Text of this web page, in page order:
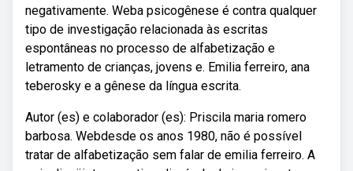
negativamente. Weba psicogênese é contra qualquer
tipo de investigação relacionada às escritas
espontâneas no processo de alfabetização e
letramento de crianças, jovens e. Emilia ferreiro, ana
teberosky e a gênese da língua escrita.
Autor (es) e colaborador (es): Priscila maria romero
barbosa. Webdesde os anos 1980, não é possível
tratar de alfabetização sem falar de emilia ferreiro. A